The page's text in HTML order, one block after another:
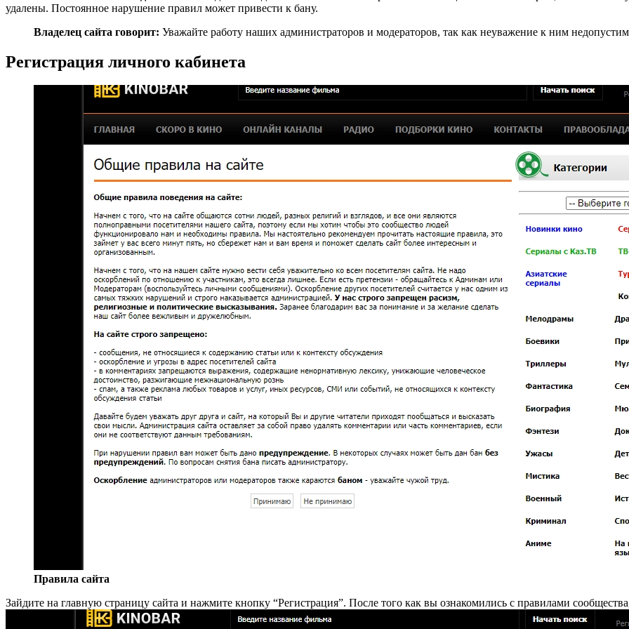
удалены. Постоянное нарушение правил может привести к бану.
Владелец сайта говорит: Уважайте работу наших администраторов и модераторов, так как неуважение к ним
Регистрация личного кабинета
Правила сайта
Зайдите на главную страницу сайта и нажмите кнопку “Регистрация”. После того как вы ознакомились с правилами